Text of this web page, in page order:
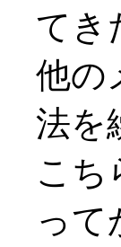
てき
他の
法を
こ
って